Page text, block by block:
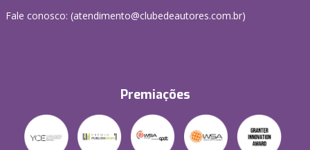
Fale conosco: (atendimento@clubedeautores.com.br)
Premiações